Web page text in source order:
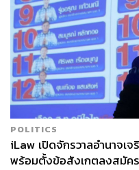
POLITICS
iLaw เปิดจักรวาลอำนาจเ
พร้อมตั้งข้อสังเกตลงสมั